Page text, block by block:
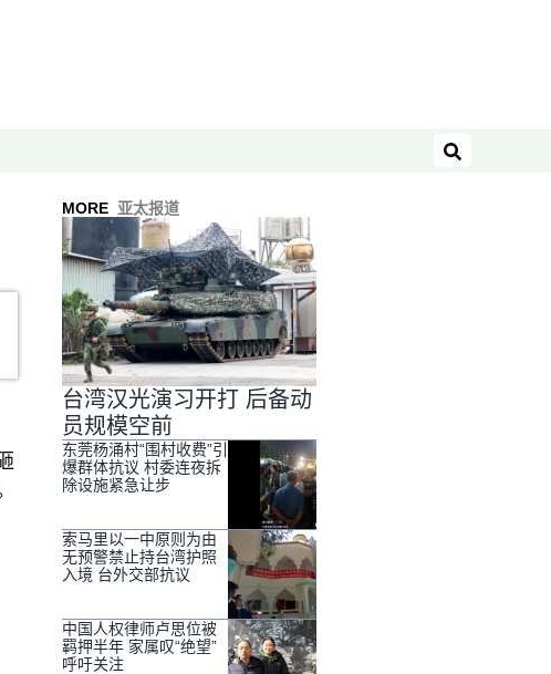
搜索
MORE 亚太报道
台湾汉光演习开打 后备动
员规模空前
东莞杨涌村“围村收费”引
爆群体抗议 村委连夜拆
除设施紧急让步
索马里以一中原则为由
无预警禁止持台湾护照
入境 台外交部抗议
中国人权律师卢思位被
羁押半年 家属叹“绝望”
呼吁关注